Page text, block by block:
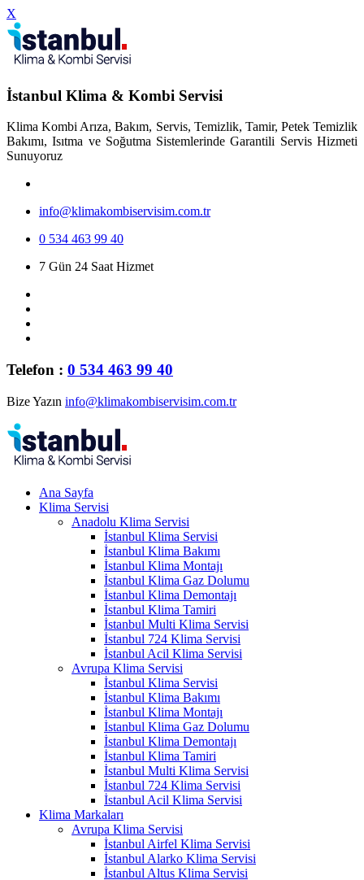
X
İstanbul Klima & Kombi Servisi
Klima Kombi Arıza, Bakım, Servis, Temizlik, Tamir, Petek Temizlik
Bakımı, Isıtma ve Soğutma Sistemlerinde Garantili Servis Hizmeti
Sunuyoruz
info@klimakombiservisim.com.tr
0 534 463 99 40
7 Gün 24 Saat Hizmet
Telefon : 0 534 463 99 40
Bize Yazın info@klimakombiservisim.com.tr
Ana Sayfa
Klima Servisi
Anadolu Klima Servisi
İstanbul Klima Servisi
İstanbul Klima Bakımı
İstanbul Klima Montajı
İstanbul Klima Gaz Dolumu
İstanbul Klima Demontajı
İstanbul Klima Tamiri
İstanbul Multi Klima Servisi
İstanbul 724 Klima Servisi
İstanbul Acil Klima Servisi
Avrupa Klima Servisi
İstanbul Klima Servisi
İstanbul Klima Bakımı
İstanbul Klima Montajı
İstanbul Klima Gaz Dolumu
İstanbul Klima Demontajı
İstanbul Klima Tamiri
İstanbul Multi Klima Servisi
İstanbul 724 Klima Servisi
İstanbul Acil Klima Servisi
Klima Markaları
Avrupa Klima Servisi
İstanbul Airfel Klima Servisi
İstanbul Alarko Klima Servisi
İstanbul Altus Klima Servisi